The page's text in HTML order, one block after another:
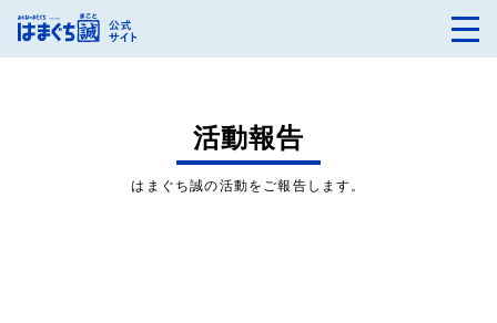
活動報告
はまぐち誠の活動をご報告します。